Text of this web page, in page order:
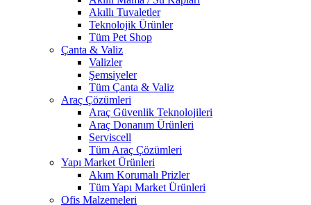
Akıllı Tuvaletler
Teknolojik Ürünler
Tüm Pet Shop
Çanta & Valiz
Valizler
Şemsiyeler
Tüm Çanta & Valiz
Araç Çözümleri
Araç Güvenlik Teknolojileri
Araç Donanım Ürünleri
Serviscell
Tüm Araç Çözümleri
Yapı Market Ürünleri
Akım Korumalı Prizler
Tüm Yapı Market Ürünleri
Ofis Malzemeleri